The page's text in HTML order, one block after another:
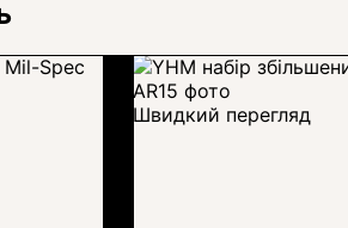
Швидкий перегляд